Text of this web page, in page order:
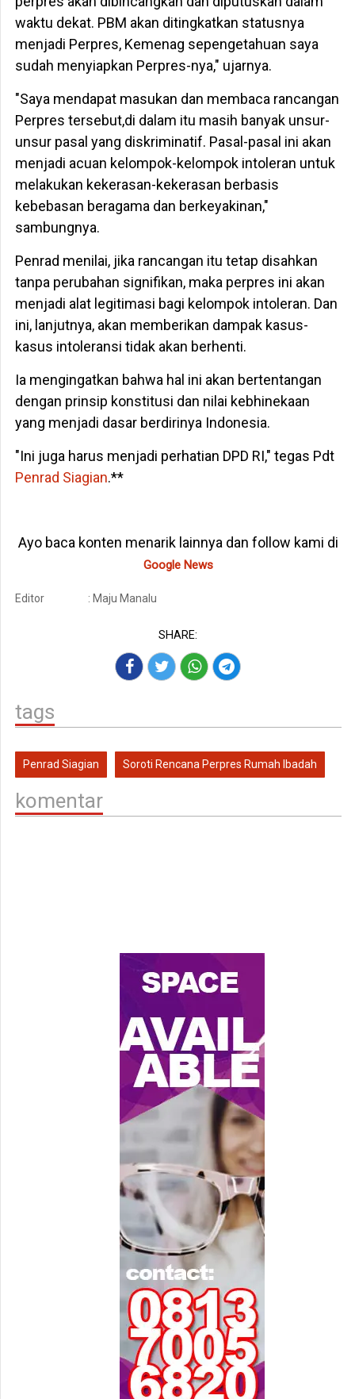
waktu dekat. PBM akan ditingkatkan statusnya
menjadi Perpres, Kemenag sepengetahuan saya
sudah menyiapkan Perpres-nya," ujarnya.
"Saya mendapat masukan dan membaca rancangan
Perpres tersebut,di dalam itu masih banyak unsur-
unsur pasal yang diskriminatif. Pasal-pasal ini akan
menjadi acuan kelompok-kelompok intoleran untuk
melakukan kekerasan-kekerasan berbasis
kebebasan beragama dan berkeyakinan,"
sambungnya.
Penrad menilai, jika rancangan itu tetap disahkan
tanpa perubahan signifikan, maka perpres ini akan
menjadi alat legitimasi bagi kelompok intoleran. Dan
ini, lanjutnya, akan memberikan dampak kasus-
kasus intoleransi tidak akan berhenti.
Ia mengingatkan bahwa hal ini akan bertentangan
dengan prinsip konstitusi dan nilai kebhinekaan
yang menjadi dasar berdirinya Indonesia.
"Ini juga harus menjadi perhatian DPD RI," tegas Pdt
Penrad Siagian.**
Ayo baca konten menarik lainnya dan follow kami di
Google News
Editor : Maju Manalu
SHARE:
tags
Penrad Siagian Soroti Rencana Perpres Rumah Ibadah
komentar